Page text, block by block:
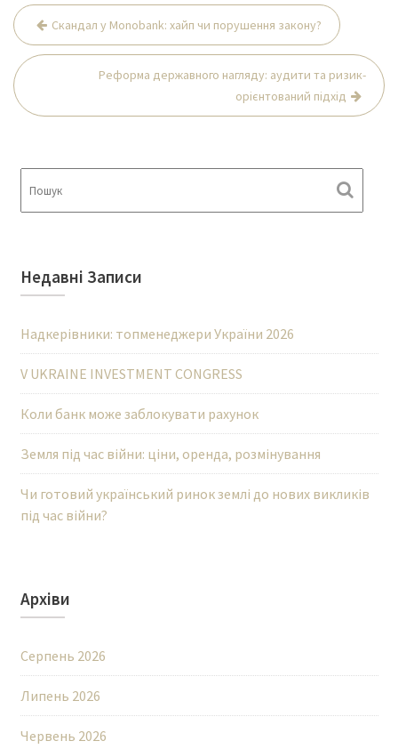
Навігація
записів
Скандал у Monobank: хайп чи порушення закону?
Реформа державного нагляду: аудити та ризик-
орієнтований підхід
Недавні Записи
Надкерівники: топменеджери України 2026
V UKRAINE INVESTMENT CONGRESS
Коли банк може заблокувати рахунок
Земля під час війни: ціни, оренда, розмінування
Чи готовий український ринок землі до нових викликів
під час війни?
Архіви
Серпень 2026
Липень 2026
Червень 2026